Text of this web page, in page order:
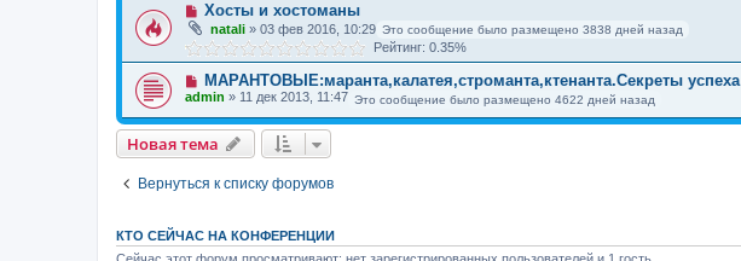
Хосты и хостоманы
natali » 03 фев 2016, 10:29 Это сообщение было размещено 3838 дней назад
Рейтинг: 0.35%
МАРАНТОВЫЕ:маранта,калатея,строманта,ктенанта.Секреты успеха
admin » 11 дек 2013, 11:47 Это сообщение было размещено 4622 дней назад
Новая тема
Вернуться к списку форумов
КТО СЕЙЧАС НА КОНФЕРЕНЦИИ